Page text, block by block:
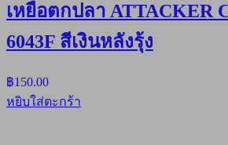
เหยื่อตกปลา ATTACKER
6043F สีเงินหลังรุ้ง
฿150.00
หยิบใส่ตะกร้า